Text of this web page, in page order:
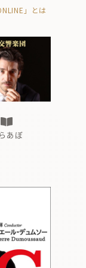
」とは
デッセイ
あぼ
デッセイ